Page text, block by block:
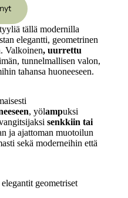
tällä modernilla
elegantti, geometrinen
Valkoinen, uurrettu
tunnelmallisen valon,
tahansa huoneeseen.
, yölampuksi
senkkiin tai
ja ajattoman muotoilun
sekä moderneihin että
geometriset